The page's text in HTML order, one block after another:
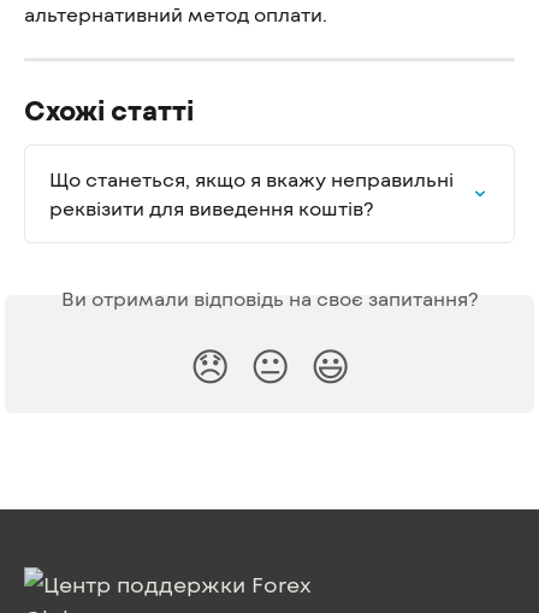
альтернативний метод оплати.
Схожі статті
Що станеться, якщо я вкажу неправильні
реквізити для виведення коштів?
Ви отримали відповідь на своє запитання?
😞 😐 😃